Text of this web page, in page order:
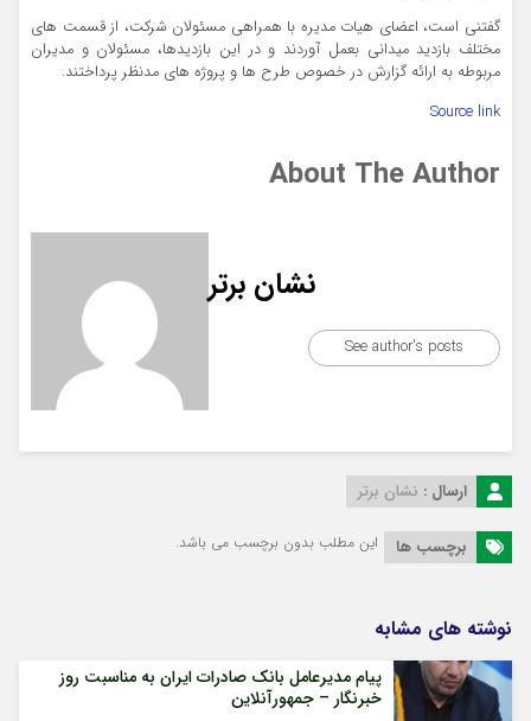
گفتنی است، اعضای هیات مدیره با همراهی مسئولان شرکت، از قسمت های
مختلف بازدید میدانی بعمل آوردند و در این بازدیدها، مسئولان و مدیران
مربوطه به ارائه گزارش در خصوص طرح ها و پروژه های مدنظر پرداختند.
Source link
About The Author
نشان برتر
See author's posts
ارسال : نشان برتر
برچسب ها این مطلب بدون برچسب می باشد.
نوشته های مشابه
پیام مدیرعامل بانک صادرات ایران به مناسبت روز
خبرنگار – جمهورآنلاین